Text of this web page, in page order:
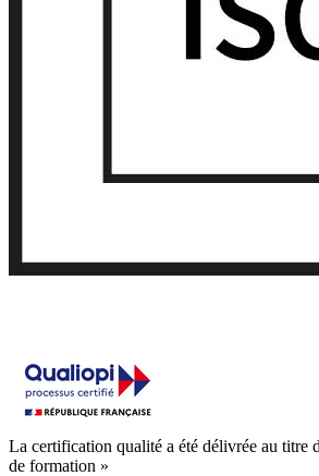
La certification qualité a été délivrée au titre
de formation »